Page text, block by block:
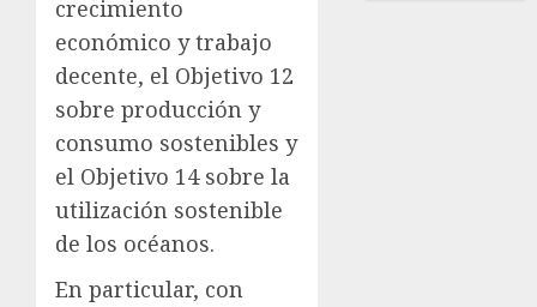
crecimiento
económico y trabajo
decente, el Objetivo 12
sobre producción y
consumo sostenibles y
el Objetivo 14 sobre la
utilización sostenible
de los océanos.
En particular, con